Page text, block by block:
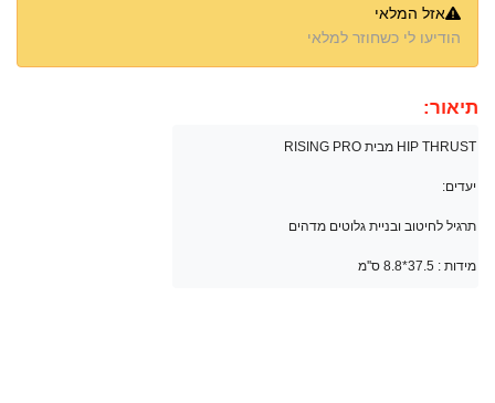
אזל המלאי
הודיעו לי כשחוזר למלאי
תיאור:
HIP THRUST מבית RISING PRO
יעדים:
מידות : 37.5*8.8 ס''מ